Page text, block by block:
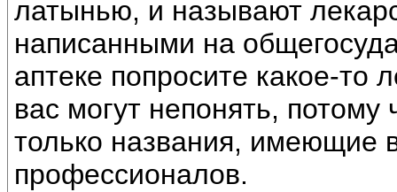
латынью, и называют
написанными на
аптеке попросите какое-то
вас могут непонять,
только названия, имеющие
профессионалов.